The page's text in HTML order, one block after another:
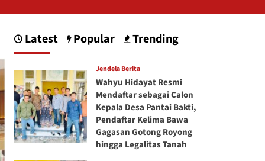
Latest Popular Trending
Jendela Berita
Wahyu Hidayat Resmi
Mendaftar sebagai Calon
Kepala Desa Pantai Bakti,
Pendaftar Kelima Bawa
Gagasan Gotong Royong
hingga Legalitas Tanah